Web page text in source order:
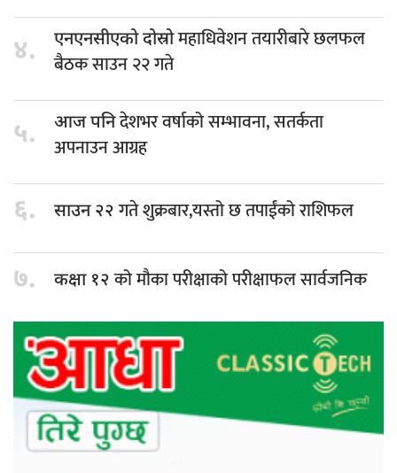
४. एनएनसीएको दोस्रोमहाधिवेशन तयारीबारे छलफल
बैठक साउन २२ गते
५. आज पनिदेशभर वर्षाको सम्भावना, सतर्कता
अपनाउन आग्रह
६. साउन २२गते शुक्रबार,यस्तो छ तपाईंको राशिफल
७. कक्षा १२को मौका परीक्षाको परीक्षाफल सार्वजनिक